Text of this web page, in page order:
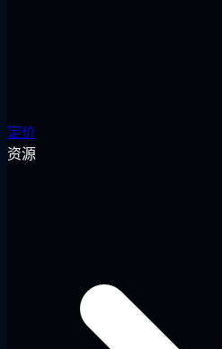
定价
资源